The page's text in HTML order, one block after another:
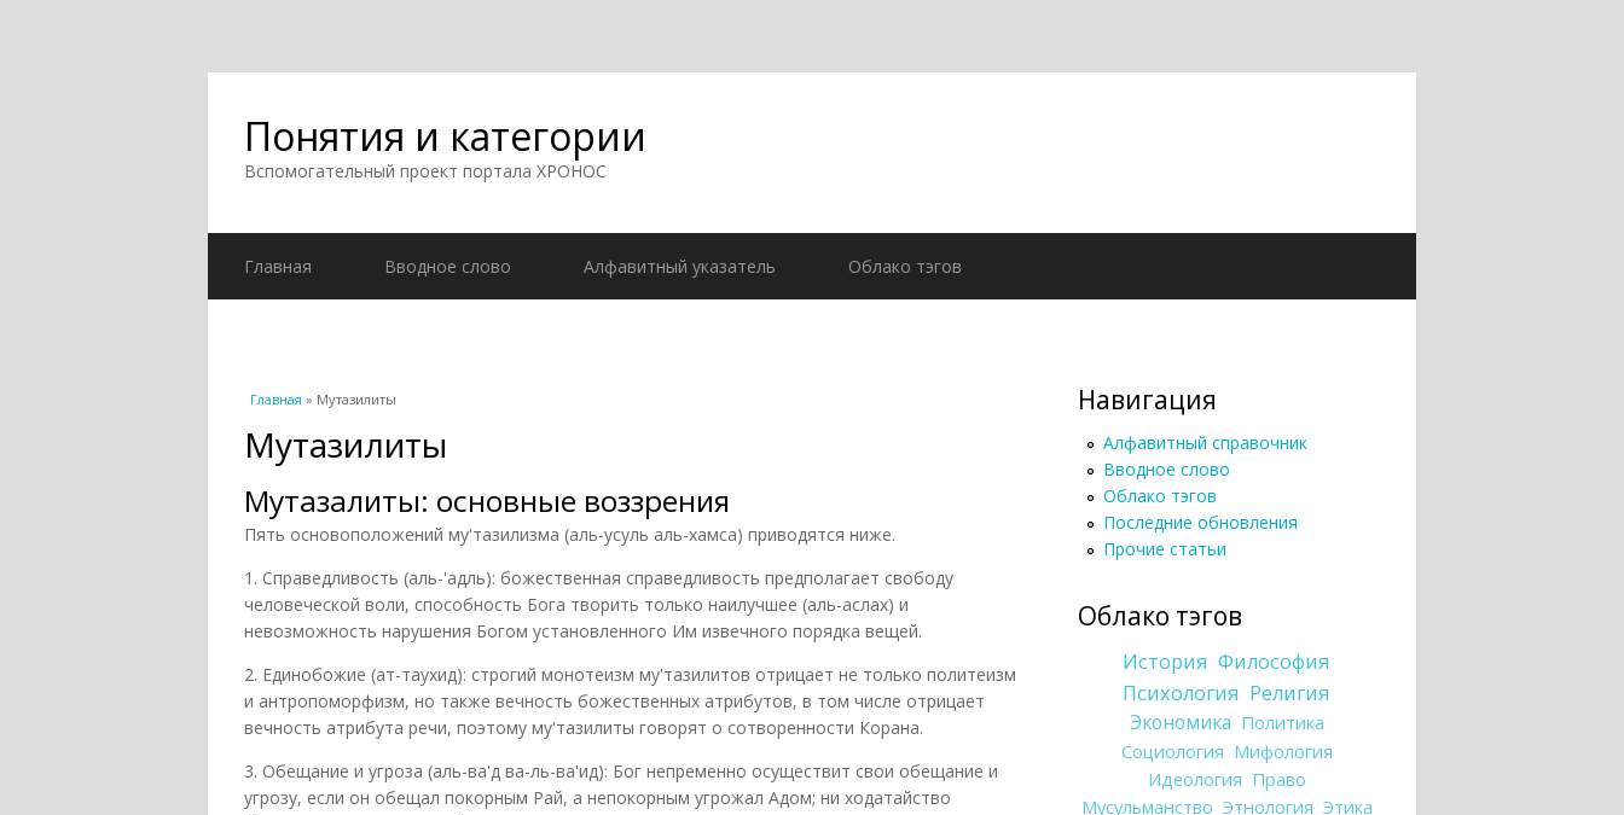
Понятия и категории
Вспомогательный проект портала ХРОНОС
Главная Вводное слово Алфавитный указатель Облако тэгов
Вы здесь
Главная » Мутазилиты
Мутазилиты
Мутазалиты: основные воззрения
Пять основоположений му'тазилизма (аль-усуль аль-хамса) приводятся ниже.
1. Справедливость (аль-'адль): божественная справедливость предполагает свободу
человеческой воли, способность Бога творить только наилучшее (аль-аслах) и
невозможность нарушения Богом установленного Им извечного порядка вещей.
2. Единобожие (ат-таухид): строгий монотеизм му'тазилитов отрицает не только политеизм
и антропоморфизм, но также вечность божественных атрибутов, в том числе отрицает
вечность атрибута речи, поэтому му'тазилиты говорят о сотворенности Корана.
3. Обещание и угроза (аль-ва'д ва-ль-ва'ид): Бог непременно осуществит свои обещание и
угрозу, если он обещал покорным Рай, а непокорным угрожал Адом; ни ходатайство
Навигация
Алфавитный справочник
Вводное слово
Облако тэгов
Последние обновления
Прочие статьи
Облако тэгов
История Философия
Психология Религия
Экономика Политика
Социология Мифология
Идеология Право
Мусульманство Этнология Этика